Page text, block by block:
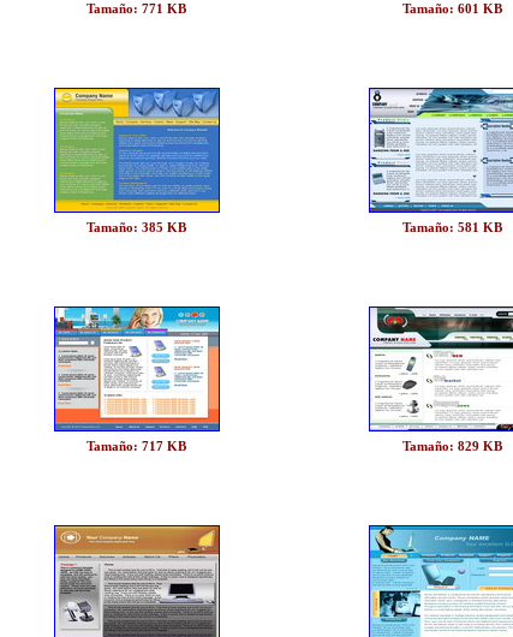
Tamaño: 771 KB Tamaño: 601 KB
Tamaño: 385 KB Tamaño: 581 KB
Tamaño: 717 KB Tamaño: 829 KB